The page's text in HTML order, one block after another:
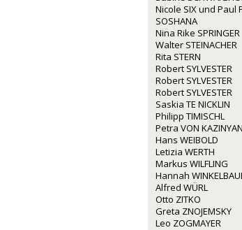
Nicole SIX und Paul
SOSHANA
Nina Rike SPRINGER
Walter STEINACHER
Rita STERN
Robert SYLVESTER
Robert SYLVESTER
Robert SYLVESTER
Saskia TE NICKLIN
Philipp TIMISCHL
Petra VON KAZINYAN
Hans WEIBOLD
Letizia WERTH
Markus WILFLING
Hannah
Alfred WÜRL
Otto ZITKO
Greta ZNOJEMSKY
Leo ZOGMAYER